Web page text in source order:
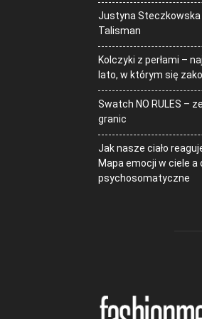
Justyna
Talisman
Kolczyki z perłami –
lato, w którym się
Swatch NO RULES –
granic
Jak nasze ciało
Mapa emocji w ciele a
psychosomatyczne